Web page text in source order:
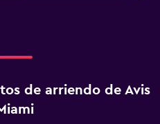
de arriendo de Avis